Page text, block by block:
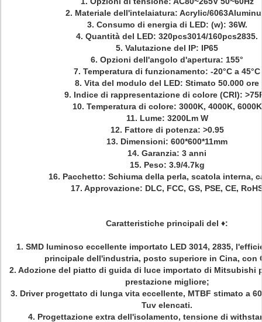
2. Materiale dell'intelaiatura: Acrylic/
3. Consumo di energia di LED: (w): 36W.
4. Quantità del LED: 320pcs3014/160pcs2835.
5. Valutazione del IP: IP65
6. Opzioni dell'angolo d'apertura: 155°
7. Temperatura di funzionamento: -20°C a 45°C
8. Vita del modulo del LED: Stimato 50.000 ore
9. Indice di rappresentazione di colore (CRI):
10. Temperatura di colore: 3000K, 4000K, 6000K
11. Lume: 3200Lm W
12. Fattore di potenza: >0.95
13. Dimensioni: 600*600*11mm
14. Garanzia: 3 anni
15. Peso: 3.9/4.7kg
16. Pacchetto: Schiuma della perla, scatola interna,
17. Approvazione: DLC, FCC, GS, PSE, CE,
Caratteristiche principali del ♦:
1. SMD luminoso eccellente importato LED 3014, 2835,
principale dell'industria, posto superiore in Cina, con
2. Adozione del piatto di guida di luce importato di Mitsubishi
prestazione migliore;
3. Driver progettato di lunga vita eccellente, MTBF stimato a
Tuv elencati.
4. Progettazione extra dell'isolamento, tensione di